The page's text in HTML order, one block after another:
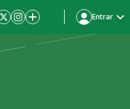
Entrar